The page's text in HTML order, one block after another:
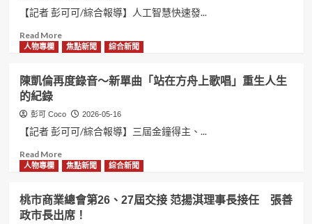
入
蘋
果
花
后
楊
門
下
拜
師
儀
於
圓
山
【記者 彭可可/綜合報導】人工智慧快速發...
Read MoreRead
more
吳
文
AI
博
士
推
動
音
技
術
人物專欄 焦點新聞 綜合新聞
陳凱倫再度錄音～新單曲「站在方舟上歌唱」重生人生
的紀錄
彭可 Coco 2026-05-16
【記者 彭可可/綜合報導】三屆金鐘得主、...
Read MoreRead
more
陳
凱
倫
人物專欄 焦點新聞 綜合新聞
桃市商業總會第26、27屆交接 范揚淇理事長接任 張善
政市長出席！